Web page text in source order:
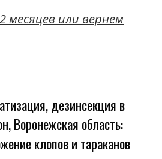
месяцев или вернем
дезинсекция в
Воронежская область:
клопов и тараканов